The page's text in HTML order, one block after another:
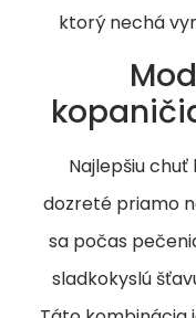
ktorý nechá
Najlepšiu
dozreté priamo
sa počas
sladkokyslú